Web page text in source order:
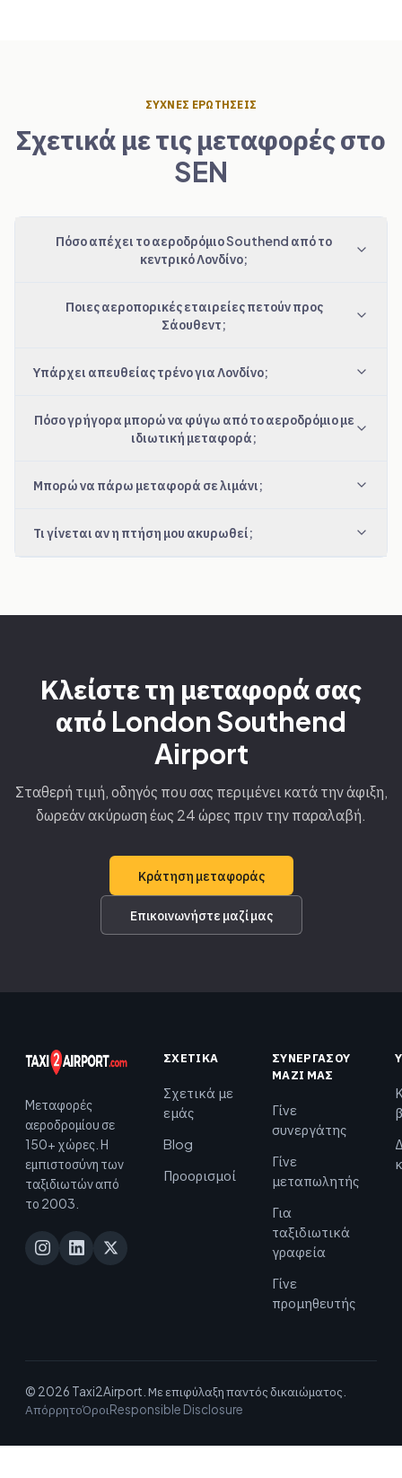
ΣΥΧΝΈΣ ΕΡΩΤΉΣΕΙΣ
Σχετικά με τις μεταφορές στο
SEN
Πόσο απέχει το αεροδρόμιο Southend από το
κεντρικό Λονδίνο;
Ποιες αεροπορικές εταιρείες πετούν προς
Σάουθεντ;
Υπάρχει απευθείας τρένο για Λονδίνο;
Πόσο γρήγορα μπορώ να φύγω από το αεροδρόμιο με
ιδιωτική μεταφορά;
Μπορώ να πάρω μεταφορά σε λιμάνι;
Τι γίνεται αν η πτήση μου ακυρωθεί;
Κλείστε τη μεταφορά σας
από London Southend
Airport
Σταθερή τιμή, οδηγός που σας περιμένει κατά την άφιξη,
δωρεάν ακύρωση έως 24 ώρες πριν την παραλαβή.
Κράτηση μεταφοράς
Επικοινωνήστε μαζί μας
Μεταφορές
αεροδρομίου σε
150+ χώρες. Η
εμπιστοσύνη των
ταξιδιωτών από
το 2003.
ΣΧΕΤΙΚΆ
Σχετικά με
εμάς
Blog
Προορισμοί
ΣΥΝΕΡΓΆΣΟΥ
ΜΑΖΊ ΜΑΣ
Γίνε
συνεργάτης
Γίνε
μεταπωλητής
Για
ταξιδιωτικά
γραφεία
Γίνε
προμηθευτής
© 2026 Taxi2Airport. Με επιφύλαξη παντός δικαιώματος.
ΑπόρρητοΌροιResponsible Disclosure